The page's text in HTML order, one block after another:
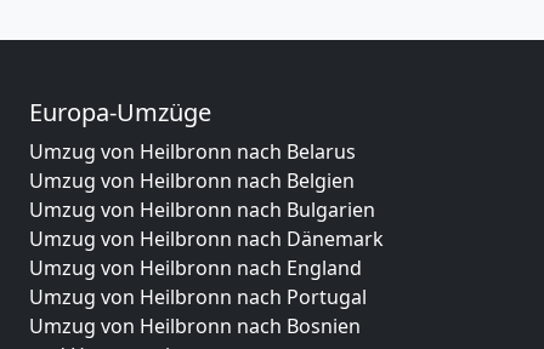
Europa-Umzüge
Umzug von Heilbronn nach Belarus
Umzug von Heilbronn nach Belgien
Umzug von Heilbronn nach Bulgarien
Umzug von Heilbronn nach Dänemark
Umzug von Heilbronn nach England
Umzug von Heilbronn nach Portugal
Umzug von Heilbronn nach Bosnien